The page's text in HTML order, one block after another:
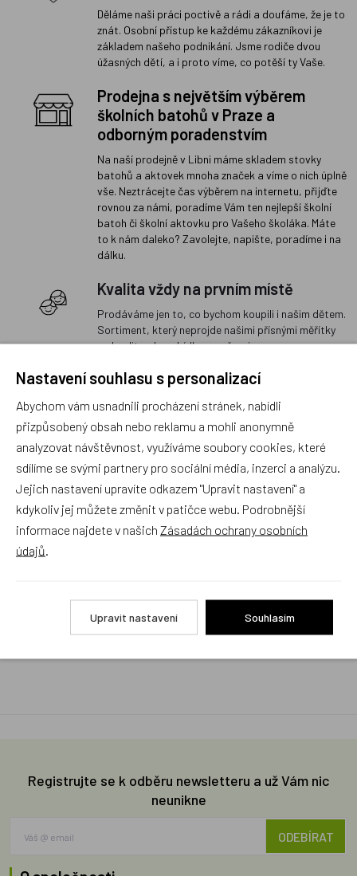
Děláme naši práci poctivě a rádi a doufáme, že je to
znát. Osobní přístup ke každému zákazníkovi je
základem našeho podnikání. Jsme rodiče dvou
úžasných dětí, a i proto víme, co potěší ty Vaše.
Prodejna s největším výběrem
školních batohů v Praze a
odborným poradenstvím
Na naší prodejně v Libni máme skladem stovky
batohů a aktovek mnoha značek a víme o nich úplně
vše. Neztrácejte čas výběrem na internetu, přijďte
rovnou za námi, poradíme Vám ten nejlepší školní
batoh či školní aktovku pro Vašeho školáka. Máte
to k nám daleko? Zavolejte, napište, poradíme i na
dálku.
Kvalita vždy na prvním místě
Prodáváme jen to, co bychom koupili i našim dětem.
Sortiment, který neprojde našimi přísnými měřítky
na kvalitu, do nabídky nezařazujeme.
Rychlé vyřízení reklamace i na dálku
Pokud to povaha vady umožňuje (zjevná
neopravitelnost výrobku), reklamaci vyřídíme i na
základě pouhého zaslání fotografií na náš email a
vyměníme zboží kus za kus. Vždy se snažíme šetřit
Váš čas a peníze. Můžeme si to dovolit, protože
naše kvalitní zboží zákazníci téměř nereklamují.
Milujeme české výrobky
Objednávky obsahující jen skladové položky
expedujeme i v den objednávky, ostatní dle dodací
Registrujte se k odběru newsletteru a už Vám nic
neunikne
ODEBÍRAT
Nastavení souhlasu s personalizací
Abychom vám usnadnili procházení stránek, nabídli
přizpůsobený obsah nebo reklamu a mohli anonymně
analyzovat návštěvnost, využíváme soubory cookies, které
sdílíme se svými partnery pro sociální média, inzerci a analýzu.
Jejich nastavení upravíte odkazem "Upravit nastavení" a
kdykoliv jej můžete změnit v patičce webu. Podrobnější
informace najdete v našich Zásadách ochrany osobních
údajů
Upravit nastavení Souhlasím